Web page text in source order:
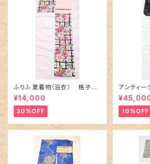
ふりふ 夏着物（浴衣） 格子に
百合や秋草花
¥14,000
30%OFF
アンティ
に市松柄の
10%OFF